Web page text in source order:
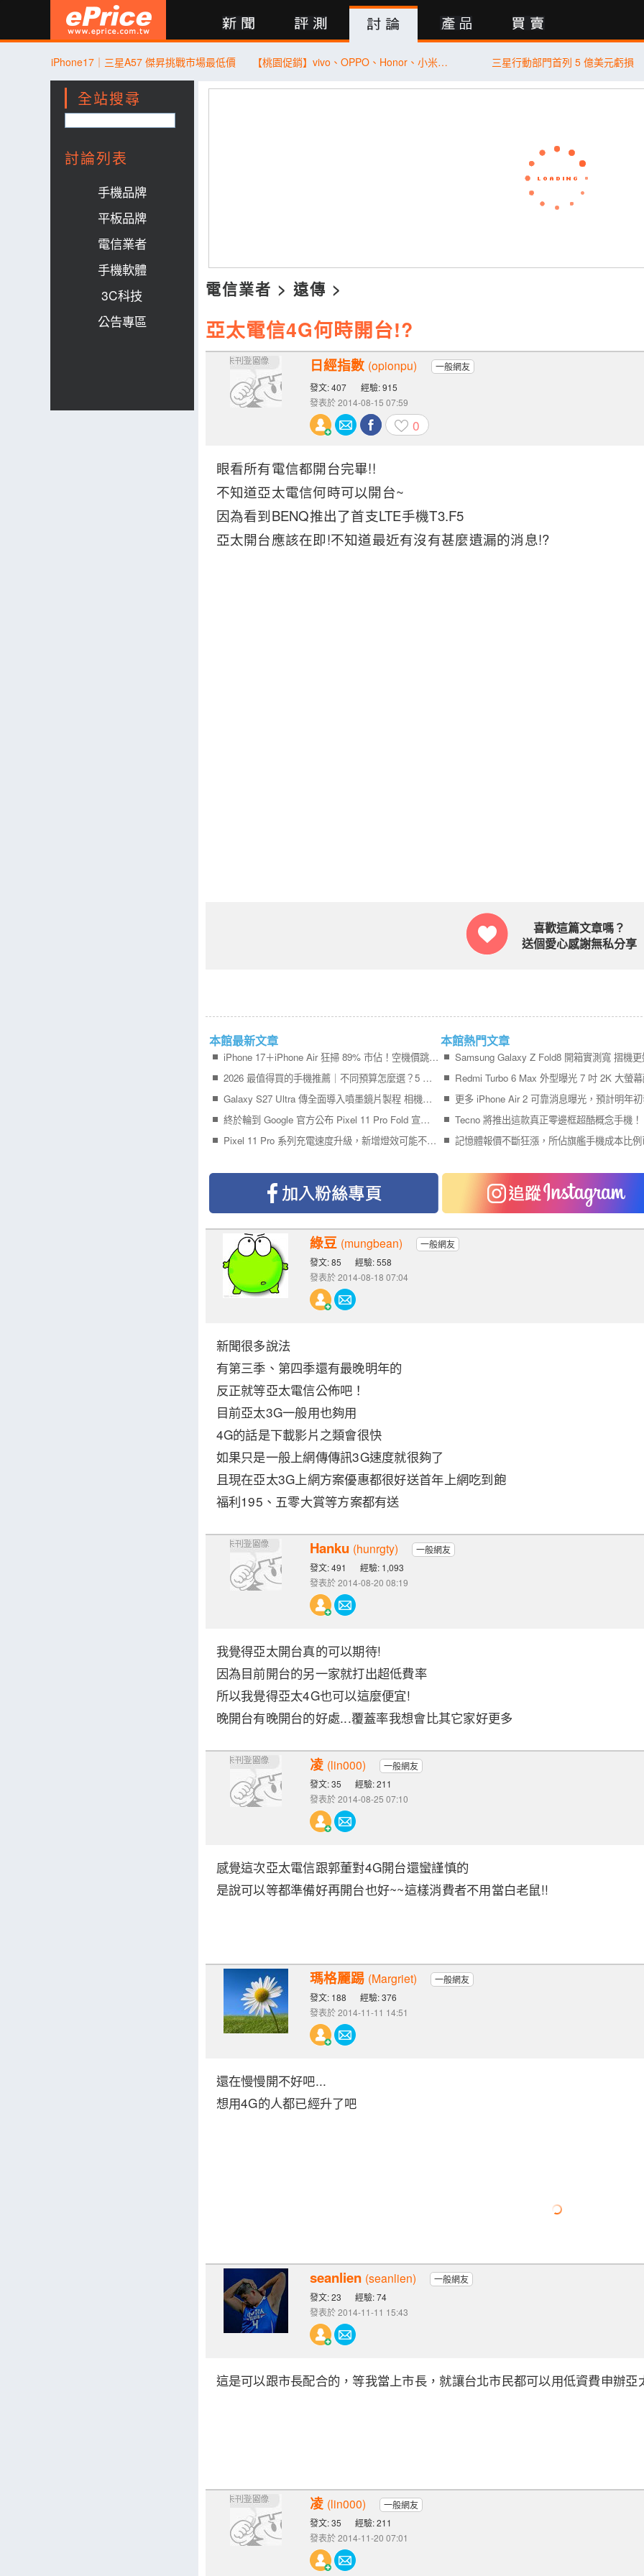
評測 討論 產品 買賣 商城 登入 行動版
iPhone17｜三星A57 傑昇挑戰市場最低價 【桃園促銷】vivo、OPPO、Honor、小米、Samsung、Apple，現貨特價 3,590 元起有夠划算！(7/31~8/6) 三星行動部門首列 5 億美元虧損
全站搜尋
討論列表
手機品牌
平板品牌
電信業者
手機軟體
3C科技
公告專區
電信業者 > 遠傳 >
亞太電信4G何時開台!?
日經指數 (opionpu)
一般網友
發文: 407
經驗: 915
發表於 2014-08-15 07:59
0
眼看所有電信都開台完畢!!
不知道亞太電信何時可以開台~
因為看到BENQ推出了首支LTE手機T3.F5
亞太開台應該在即!不知道最近有沒有甚麼遺漏的消息!?
喜歡這篇文章嗎？
送個愛心感謝無私分享
本館最新文章
iPhone 17＋iPhone Air 狂掃 89% 市佔！空機價跳水 9,410 元引爆尾盤買氣
2026 最值得買的手機推薦｜不同預算怎麼選？5 款熱門手機完整比較
Galaxy S27 Ultra 傳全面導入噴墨鏡片製程 相機模組更薄、拍攝品質再提升
終於輪到 Google 官方公布 Pixel 11 Pro Fold 宣傳影片
Pixel 11 Pro 系列充電速度升級，新增燈效可能不叫 Pixel Glow
本館熱門文章
Tecno 將推出這款真正零邊框超酷概念手機！
綠豆 (mungbean)
一般網友
發文: 85
經驗: 558
發表於 2014-08-18 07:04
新聞很多說法
有第三季、第四季還有最晚明年的
反正就等亞太電信公佈吧！
目前亞太3G一般用也夠用
4G的話是下載影片之類會很快
如果只是一般上網傳傳訊3G速度就很夠了
且現在亞太3G上網方案優惠都很好送首年上網吃到飽
福利195、五零大賞等方案都有送
Hanku (hunrgty)
一般網友
發文: 491
經驗: 1,093
發表於 2014-08-20 08:19
我覺得亞太開台真的可以期待!
因為目前開台的另一家就打出超低費率
所以我覺得亞太4G也可以這麼便宜!
晚開台有晚開台的好處...覆蓋率我想會比其它家好更多
凌 (lin000)
一般網友
發文: 35
經驗: 211
發表於 2014-08-25 07:10
感覺這次亞太電信跟郭董對4G開台還蠻謹慎的
是說可以等都準備好再開台也好~~這樣消費者不用當白老鼠!!
瑪格麗踢 (Margriet)
一般網友
發文: 188
經驗: 376
發表於 2014-11-11 14:51
還在慢慢開不好吧...
想用4G的人都已經升了吧
seanlien (seanlien)
一般網友
發文: 23
經驗: 74
發表於 2014-11-11 15:43
這是可以跟市長配合的，等我當上市長，就讓台北市民都可以用低資費申辦
凌 (lin000)
一般網友
發文: 35
經驗: 211
發表於 2014-11-20 07:01